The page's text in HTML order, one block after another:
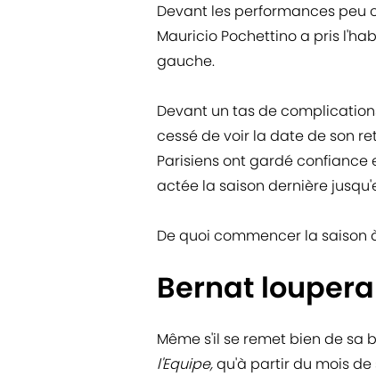
Devant les performances peu
Mauricio Pochettino a pris
gauche.
Devant un tas de
cessé de voir la date de son
Parisiens ont gardé
actée la saison dernière
De quoi commencer la saison
Bernat
Même s'il se remet bien de sa
l'Equipe,qu'à partir du mois